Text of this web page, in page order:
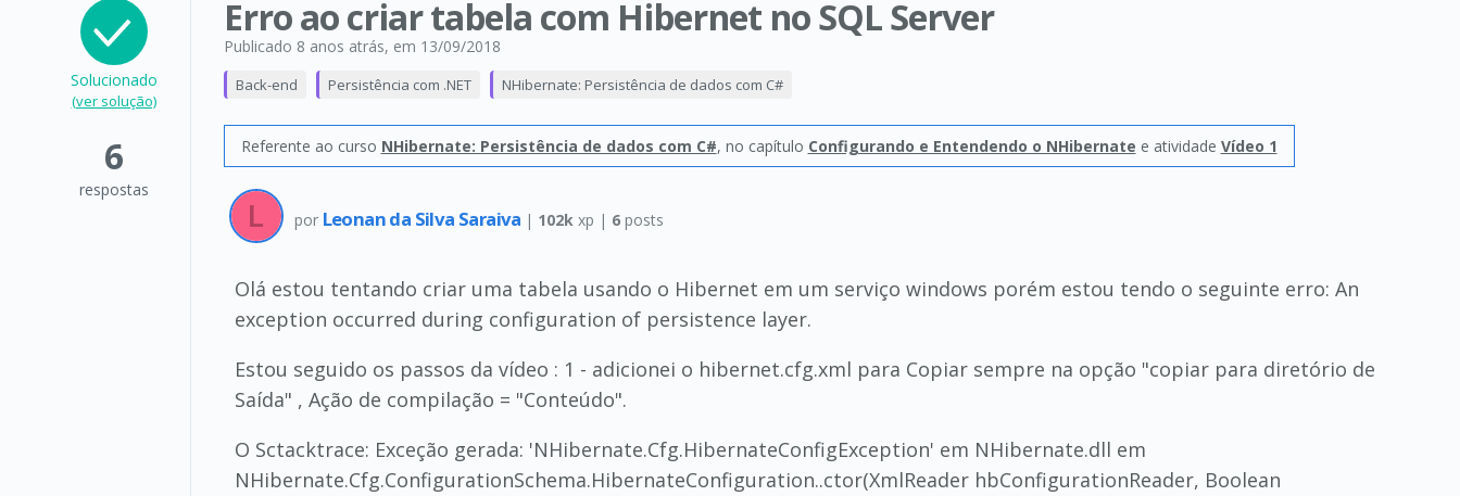
Solucionado
(ver solução)
6
respostas
Erro ao criar tabela com Hibernet no SQL Server
Publicado 8 anos atrás, em 13/09/2018
Back-end Persistência com .NET NHibernate: Persistência de dados com C#
Referente ao curso NHibernate: Persistência de dados com C#, no capítulo Configurando e Entendendo o NHibernate e atividade Vídeo 1
por Leonan da Silva Saraiva | 102k xp | 6 posts
Olá estou tentando criar uma tabela usando o Hibernet em um serviço windows porém estou tendo o seguinte erro: An
exception occurred during configuration of persistence layer.
Estou seguido os passos da vídeo : 1 - adicionei o hibernet.cfg.xml para Copiar sempre na opção "copiar para diretório de
Saída" , Ação de compilação = "Conteúdo".
O Sctacktrace: Exceção gerada: 'NHibernate.Cfg.HibernateConfigException' em NHibernate.dll em
NHibernate.Cfg.ConfigurationSchema.HibernateConfiguration..ctor(XmlReader hbConfigurationReader, Boolean